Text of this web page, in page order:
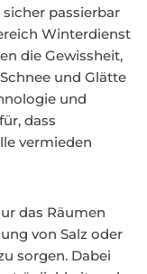
passierbar
Winterdienst
die Gewissheit,
und Glätte
und
dass
vermieden
das Räumen
von Salz oder
sorgen. Dabei